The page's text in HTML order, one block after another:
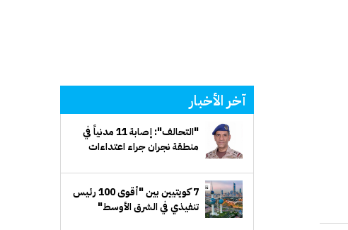
آخر الأخبار
"التحالف": إصابة 11 مدنياً في
منطقة نجران جراء اعتداءات
7 كويتيين بين "أقوى 100 رئيس
تنفيذي في الشرق الأوسط"